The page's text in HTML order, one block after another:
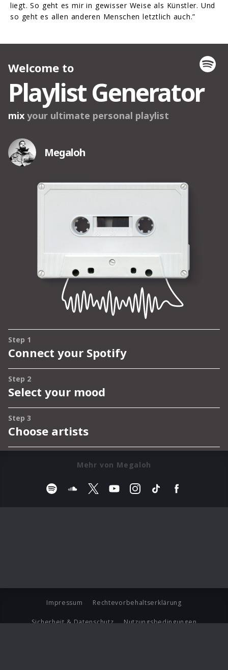
liegt. So geht es mir in gewisser Weise als Künstler. Und
so geht es allen anderen Menschen letztlich auch.”
Mehr von Megaloh
Impressum Rechtevorbehaltserklärung
Sicherheit & Datenschutz Nutzungsbedingungen